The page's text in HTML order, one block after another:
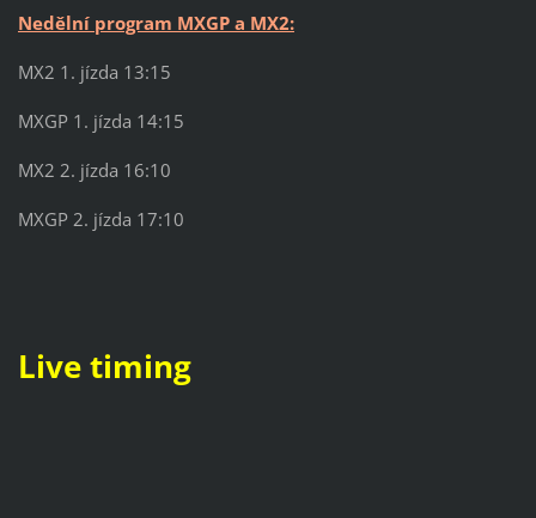
Nedělní program MXGP a MX2:
MX2 1. jízda 13:15
MXGP 1. jízda 14:15
MX2 2. jízda 16:10
MXGP 2. jízda 17:10
Live timing